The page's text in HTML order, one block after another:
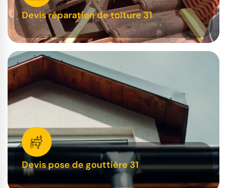
Devis réparation de toiture 31
Devis pose de gouttière 31